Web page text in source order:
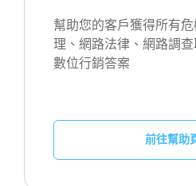
幫助您的客戶獲得所有
理、網路法律、網路調
數位行銷答案
前往幫助